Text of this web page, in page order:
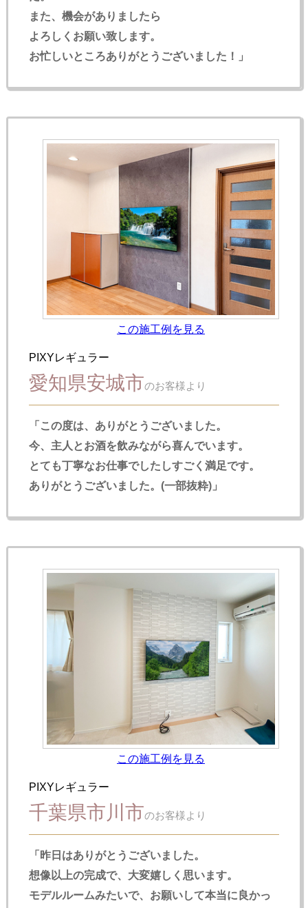
また、機会がありましたら
よろしくお願い致します。
お忙しいところありがとうございました！」
この施工例を見る
PIXYレギュラー
愛知県安城市のお客様より
「この度は、ありがとうございました。
今、主人とお酒を飲みながら喜んでいます。
とても丁寧なお仕事でしたしすごく満足です。
ありがとうございました。(一部抜粋)」
この施工例を見る
PIXYレギュラー
千葉県市川市のお客様より
「昨日はありがとうございました。
想像以上の完成で、大変嬉しく思います。
モデルルームみたいで、お願いして本当に良かっ